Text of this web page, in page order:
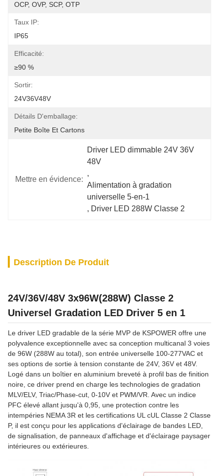
OCP, OVP, SCP, OTP
Taux IP:
IP65
Efficacité:
≥90 %
Sortir:
24V36V48V
Détails D'emballage:
Petite Boîte Et Cartons
Mettre en évidence:
Driver LED dimmable 24V 36V
48V
,
Alimentation à gradation
universelle 5-en-1
, Driver LED 288W Classe 2
Description De Produit
24V/36V/48V 3x96W(288W) Classe 2
Universel Gradation LED Driver 5 en 1
Le driver LED gradable de la série MVP de KSPOWER offre une
polyvalence exceptionnelle avec sa conception multicanal 3 voies
de 96W (288W au total), son entrée universelle 100-277VAC et
ses options de sortie à tension constante de 24V, 36V et 48V.
Logé dans un boîtier en aluminium breveté à profil bas de finition
noire, ce driver prend en charge les technologies de gradation
MLV/ELV, Triac/Phase-cut, 0-10V et PWM/VR. Avec un indice
PFC élevé allant jusqu'à 0,95, une protection contre les
intempéries NEMA 3R et les certifications UL cUL Classe 2 Classe
P, il est conçu pour les applications d'éclairage de bandes LED,
de signalisation, de panneaux d'affichage et d'éclairage paysager
intérieures ou extérieures.